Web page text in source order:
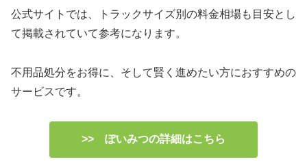
公式サイトでは、トラックサイズ別の料金相場も目安とし
て掲載されていて参考になります。
不用品処分をお得に、そして賢く進めたい方におすすめの
サービスです。
>> ぽいみつの詳細はこちら